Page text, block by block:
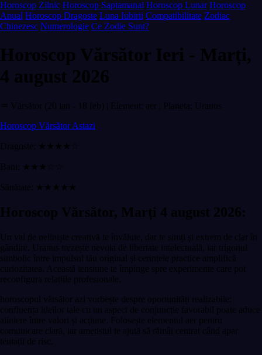
Horoscop Zilnic Horoscop Saptamanal Horoscop Lunar Horoscop
Anual Horoscop Dragoste Luna Iubirii Compatibilitate Zodiac
Chinezesc Numerologie Ce Zodie Sunt?
Horoscop Vărsător Ieri - Marți,
4 august 2026
♒ Vărsător (20 ian - 18 feb) | Element: aer | Planeta: Uranus
Horoscop Vărsător Astazi
Dragoste: ★★★★☆
Bani: ★★★☆☆
Sănătate: ★★★★★
Horoscop Vărsător, Marți 4 august 2026:
Un val de neliniște creativă te învăluie, dar te simți și extrem de clar în
gândire. Uranus trezește nevoia de libertate intelectuală, iar trigonul
simbolic între impulsul tău original și cerințele practice amplifică
curiozitatea. Această tensiune te împinge spre experimente care pot
reconfigura relațiile profesionale.
horoscopul vărsător azi vorbește despre oportunități realizabile:
confluența ideilor tale cu un aspect de conjuncție favorabil poate aduce
aliniere între valori și acțiune. Folosește elementul aer pentru
comunicare clară, iar ametistul te ajută să rămâi centrat când apar
tentații de risc.